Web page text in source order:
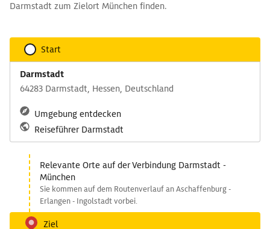
Darmstadt zum Zielort München finden.
Start
Darmstadt
64283 Darmstadt, Hessen, Deutschland
Umgebung entdecken
Reiseführer Darmstadt
Relevante Orte auf der Verbindung Darmstadt -
München
Sie kommen auf dem Routenverlauf an Aschaffenburg -
Erlangen - Ingolstadt vorbei.
Ziel